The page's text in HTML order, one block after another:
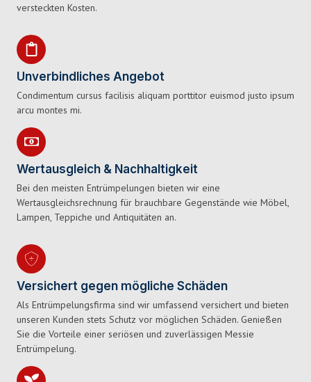
versteckten Kosten.
Unverbindliches Angebot
Condimentum cursus facilisis aliquam porttitor euismod justo ipsum
arcu montes mi.
Wertausgleich & Nachhaltigkeit
Bei den meisten Entrümpelungen bieten wir eine
Wertausgleichsrechnung für brauchbare Gegenstände wie Möbel,
Lampen, Teppiche und Antiquitäten an.
Versichert gegen mögliche Schäden
Als Entrümpelungsfirma sind wir umfassend versichert und bieten
unseren Kunden stets Schutz vor möglichen Schäden. Genießen
Sie die Vorteile einer seriösen und zuverlässigen Messie
Entrümpelung.